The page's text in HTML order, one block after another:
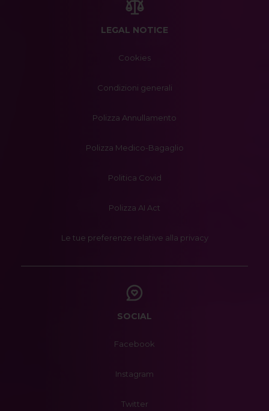
LEGAL NOTICE
Cookies
Condizioni generali
Polizza Annullamento
Polizza Medico-Bagaglio
Politica Covid
Polizza AI Act
Le tue preferenze relative alla privacy
SOCIAL
Facebook
Instagram
Twitter